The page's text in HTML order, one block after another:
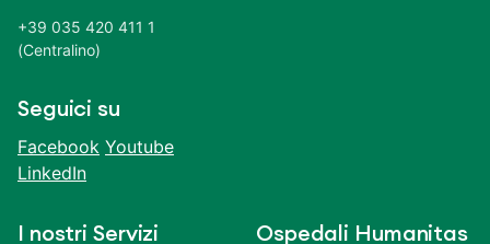
+39 035 420 411 1
(Centralino)
Seguici su
Facebook Youtube
LinkedIn
I nostri Servizi Ospedali Humanitas